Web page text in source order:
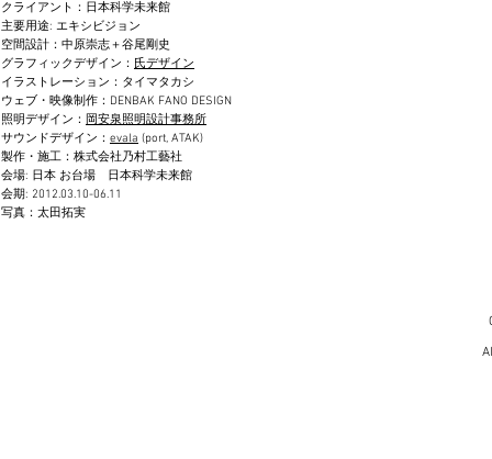
クライアント：日本科学未来館
主要用途: エキシビジョン
空間設計：中原崇志＋谷尾剛史
グラフィックデザイン： 氏デザイン
イラストレーション：タイマタカシ
ウェブ・映像制作：DENBAK FANO DESIGN
照明デザイン： 岡安泉照明設計事務所
サウンドデザイン： evala (port, ATAK)
製作・施工：株式会社乃村工藝社
会場: 日本 お台場 日本科学未来館
会期: 2012.03.10-06.11
写真：太田拓実